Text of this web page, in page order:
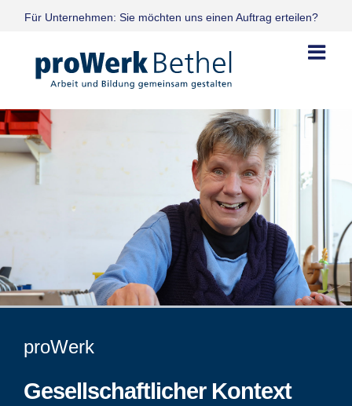
Für Unternehmen: Sie möchten uns einen Auftrag erteilen?
proWerk
Gesellschaftlicher Kontext